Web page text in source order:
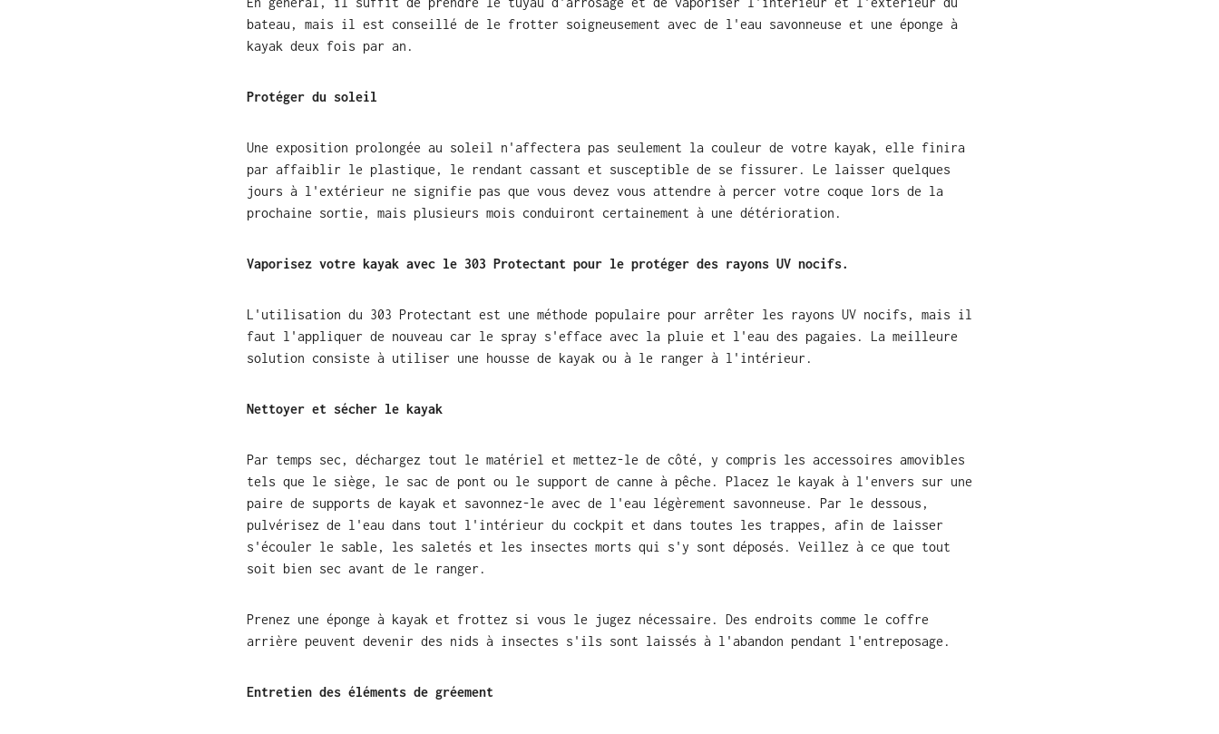
bateau, mais il est conseillé de le frotter soigneusement avec de l'eau savonneuse et une éponge à
kayak deux fois par an.
Protéger du soleil
Une exposition prolongée au soleil n'affectera pas seulement la couleur de votre kayak, elle finira
par affaiblir le plastique, le rendant cassant et susceptible de se fissurer. Le laisser quelques
jours à l'extérieur ne signifie pas que vous devez vous attendre à percer votre coque lors de la
prochaine sortie, mais plusieurs mois conduiront certainement à une détérioration.
Vaporisez votre kayak avec le 303 Protectant pour le protéger des rayons UV nocifs.
L'utilisation du 303 Protectant est une méthode populaire pour arrêter les rayons UV nocifs, mais il
faut l'appliquer de nouveau car le spray s'efface avec la pluie et l'eau des pagaies. La meilleure
solution consiste à utiliser une housse de kayak ou à le ranger à l'intérieur.
Nettoyer et sécher le kayak
Par temps sec, déchargez tout le matériel et mettez-le de côté, y compris les accessoires amovibles
tels que le siège, le sac de pont ou le support de canne à pêche. Placez le kayak à l'envers sur une
paire de supports de kayak et savonnez-le avec de l'eau légèrement savonneuse. Par le dessous,
pulvérisez de l'eau dans tout l'intérieur du cockpit et dans toutes les trappes, afin de laisser
s'écouler le sable, les saletés et les insectes morts qui s'y sont déposés. Veillez à ce que tout
soit bien sec avant de le ranger.
Prenez une éponge à kayak et frottez si vous le jugez nécessaire. Des endroits comme le coffre
arrière peuvent devenir des nids à insectes s'ils sont laissés à l'abandon pendant l'entreposage.
Entretien des éléments de gréement